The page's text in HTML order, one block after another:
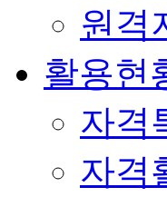
원격
활용현
자격
자격